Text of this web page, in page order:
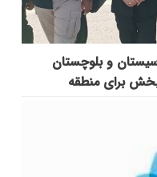
و بلوچستان
برای منطقه